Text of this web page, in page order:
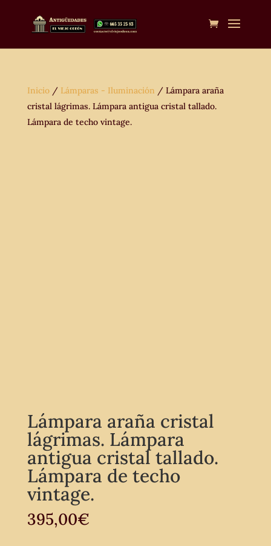
Inicio/ Lámparas - Iluminación / Lámpara araña
cristal lágrimas. Lámpara antigua cristal tallado.
Lámpara de techo vintage.
Lámpara araña cristal
lágrimas. Lámpara
antigua cristal tallado.
Lámpara de techo
vintage.
395,00€